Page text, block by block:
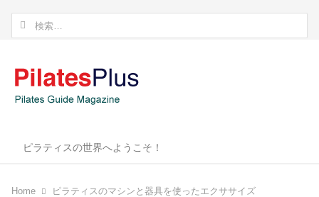
索:
ピラティスの世界へようこそ！
Home ピラティスのマシンと器具を使ったエクササイズ